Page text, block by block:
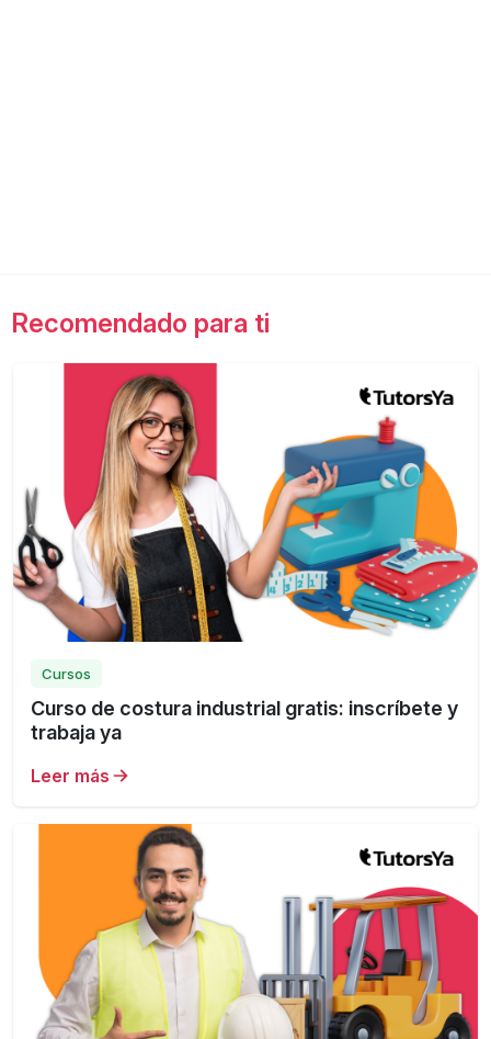
Recomendado para ti
Cursos
Curso de costura industrial gratis: inscríbete y
trabaja ya
Leer más